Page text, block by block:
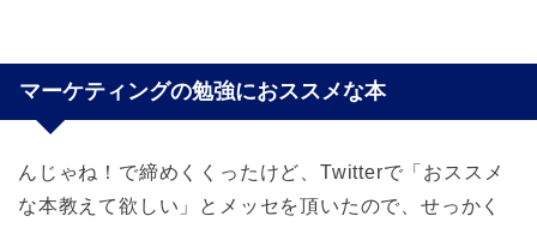
マーケティングの勉強におススメな本
んじゃね！で締めくくったけど、Twitterで「おススメ
な本教えて欲しい」とメッセを頂いたので、せっかく